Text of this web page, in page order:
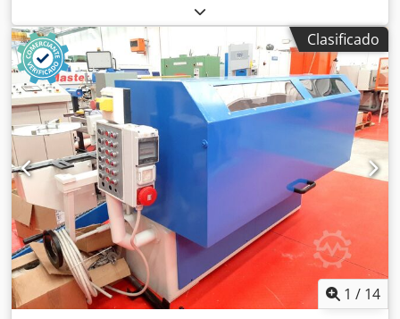
, número de máquina/vehículo:
/ P1551, Compactador de tornillo y dos unidades de
contenedores cerrados de 16 m3, todos fabricados según
las más altas especificaciones por De Rooij en los Países
Bajos. Todos los equipos se han utilizado dentro de una
unidad de trituración de seguridad desde que eran
nuevos. Se desmanteló en 2023 y solo se han utilizado 74
horas desde que eran nuevos. Este equipo ha sido
utilizado por un banco para triturar dinero en efectivo y
residuos confidenciales, y siempre se ha ubicado dentro
de un edificio seguro. Todo en excelentes condiciones y
perfecto funcionamiento. Dcsdpfx Asv Ilphsgdjk
Clasificado
1 / 14